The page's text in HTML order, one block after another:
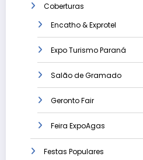
Coberturas
Encatho & Exprotel
Expo Turismo Paraná
Salão de Gramado
Geronto Fair
Feira ExpoAgas
Festas Populares